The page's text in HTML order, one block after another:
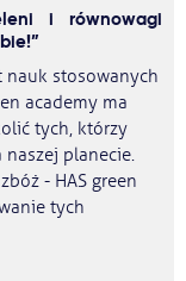
i równowagi
stosowanych
academy ma
tych, którzy
naszej planecie.
- HAS green
tych